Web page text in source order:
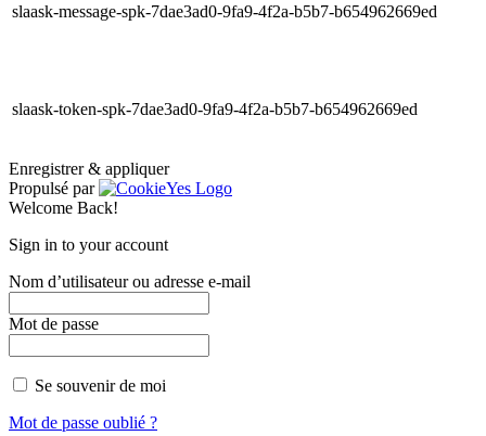
slaask-message-spk-7dae3ad0-9fa9-4f2a-b5b7-b654962669ed
slaask-token-spk-7dae3ad0-9fa9-4f2a-b5b7-b654962669ed
Enregistrer & appliquer
Propulsé par
Welcome Back!
Sign in to your account
Nom d’utilisateur ou adresse e-mail
Mot de passe
Se souvenir de moi
Mot de passe oublié ?